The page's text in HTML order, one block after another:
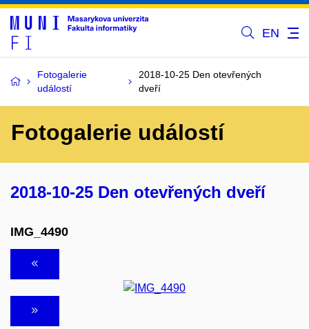
EN
Fotogalerie
událostí
2018-10-25 Den otevřených
dveří
Fotogalerie událostí
2018-10-25 Den otevřených dveří
IMG_4490